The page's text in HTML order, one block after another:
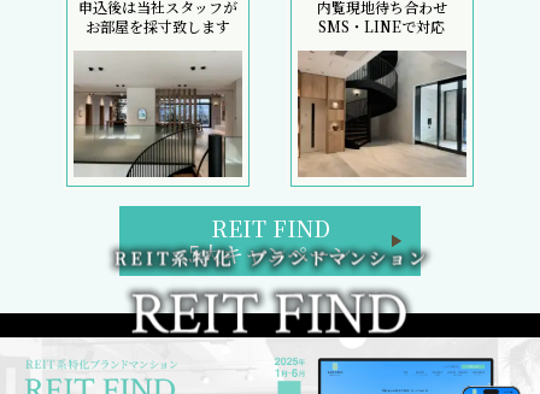
申込後は当社スタッフが
お部屋を採寸致します
内覧現地待ち合わせ
SMS・LINEで対応
REIT FIND
5大キャンペーン